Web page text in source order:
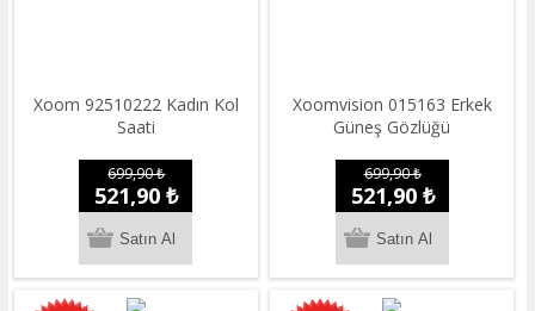
Xoom 92510222 Kadın Kol
Saati
699,90 ₺
521,90 ₺
Xoomvision 015163 Erkek
Güneş Gözlüğü
699,90 ₺
521,90 ₺